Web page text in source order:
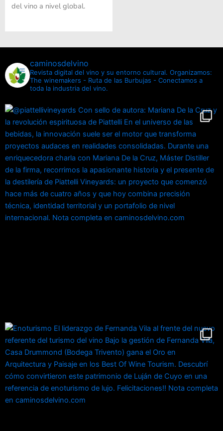
del vino a nivel global.
caminosdelvino
Revista digital del vino y su entorno cultural. Organizamos:
The winemakers - Ruta de las Burbujas - Conectamos a
toda la industria del vino.